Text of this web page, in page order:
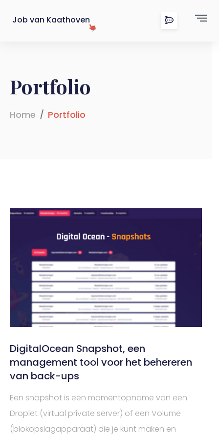
Job van Kaathoven
Portfolio
Home Portfolio
DigitalOcean Snapshot, een
management tool voor het behereren
van back-ups
Een snapshot is een momentopname van een
Droplet (virtual private server) of een Volume
(blokopslagapparaat) die je kunt maken en